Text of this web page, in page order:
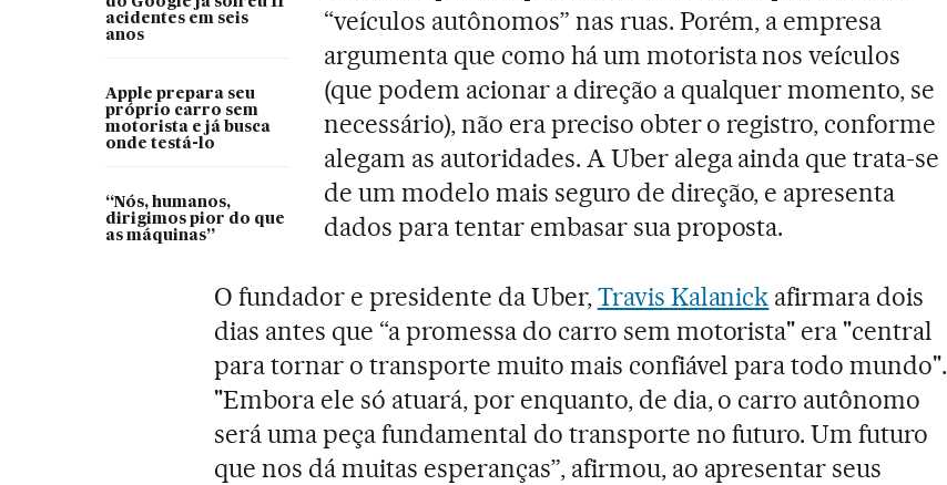
acidentes em seis
anos
Apple prepara seu
próprio carro sem
motorista e já busca
onde testá-lo
“Nós, humanos,
dirigimos pior do que
as máquinas”
“veículos autônomos” nas ruas. Porém, a empresa
argumenta que como há um motorista nos veículos
(que podem acionar a direção a qualquer momento, se
necessário), não era preciso obter o registro, conforme
alegam as autoridades. A Uber alega ainda que trata-se
de um modelo mais seguro de direção, e apresenta
dados para tentar embasar sua proposta.
O fundador e presidente da Uber,Travis Kalanick afirmara dois
dias antes que “a promessa do carro sem motorista" era "central
para tornar o transporte muito mais confiável para todo mundo".
"Embora ele só atuará, por enquanto, de dia, o carro autônomo
será uma peça fundamental do transporte no futuro. Um futuro
que nos dá muitas esperanças”, afirmou, ao apresentar seus